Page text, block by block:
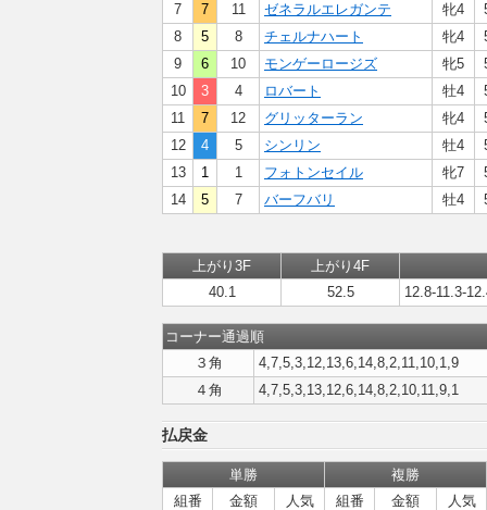
7
7 11 ゼネラルエレガンテ 牝4
8
5 8 チェルナハート 牝4
9
6 10 モンゲーロージズ 牝5
10
3 4 ロバート 牡4
11
7 12 グリッターラン 牝4
12
4 5 シンリン 牡4
13
1 1 フォトンセイル 牝7
14
5 7 バーフバリ 牡4
上がり3F
上がり4F
40.1
52.5 12.8-11.3-
コーナー通過順
３角
4,7,5,3,12,13,6,14,8,2,11,10,1,9
４角
4,7,5,3,13,12,6,14,8,2,10,11,9,1
払戻金
単勝
複勝
組番
金額 人気 組番 金額
人気